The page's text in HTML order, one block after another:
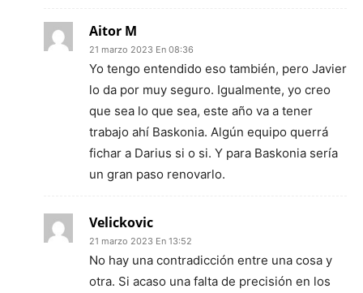
Aitor M
21 marzo 2023 En 08:36
Yo tengo entendido eso también, pero Javier
lo da por muy seguro. Igualmente, yo creo
que sea lo que sea, este año va a tener
trabajo ahí Baskonia. Algún equipo querrá
fichar a Darius si o si. Y para Baskonia sería
un gran paso renovarlo.
Velickovic
21 marzo 2023 En 13:52
No hay una contradicción entre una cosa y
otra. Si acaso una falta de precisión en los